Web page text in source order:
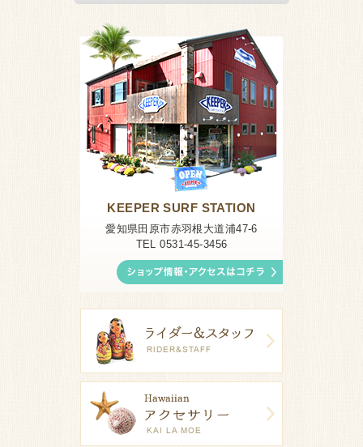
KEEPER SURF STATION
愛知県田原市赤羽根大道浦47-6
TEL 0531-45-3456